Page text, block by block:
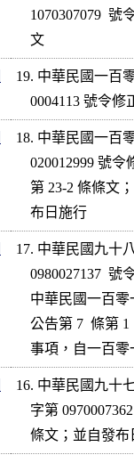
19. 中華民國一百
18. 中華民國一百
17. 中華民國九十
16. 中華民國九十